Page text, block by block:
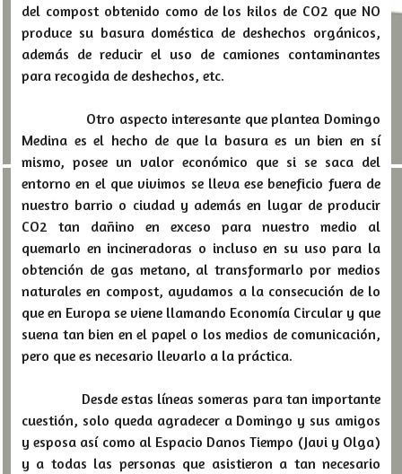
del compost obtenido como de los kilos de CO2 que NO
produce su basura doméstica de deshechos orgánicos,
además de reducir el uso de camiones contaminantes
para recogida de deshechos, etc.
Otro aspecto interesante que plantea Domingo
Medina es el hecho de que la basura es un bien en sí
mismo, posee un valor económico que si se saca del
entorno en el que vivimos se lleva ese beneficio fuera de
nuestro barrio o ciudad y además en lugar de producir
CO2 tan dañino en exceso para nuestro medio al
quemarlo en incineradoras o incluso en su uso para la
obtención de gas metano, al transformarlo por medios
naturales en compost, ayudamos a la consecución de lo
que en Europa se viene llamando Economía Circular y que
suena tan bien en el papel o los medios de comunicación,
pero que es necesario llevarlo a la práctica.
Desde estas líneas someras para tan importante
cuestión, solo queda agradecer a Domingo y sus amigos
y esposa así como al Espacio Danos Tiempo (Javi y Olga)
y a todas las personas que asistieron a tan necesario